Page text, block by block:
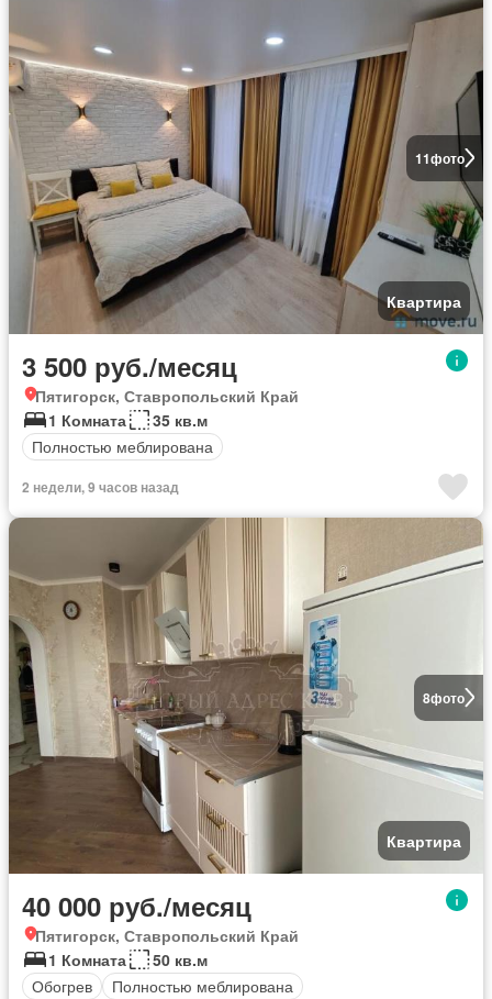
11фото
Квартира
3 500 руб./месяц
Пятигорск, Ставропольский Край
1 Комната
35 кв.м
Полностью меблирована
2 недели, 9 часов назад
8фото
Квартира
40 000 руб./месяц
Пятигорск, Ставропольский Край
1 Комната
50 кв.м
Обогрев
Полностью меблирована